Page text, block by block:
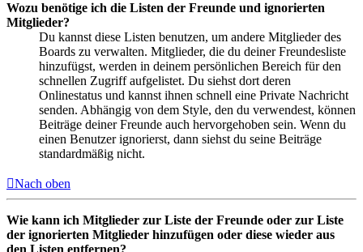
Wozu benötige ich die Listen der Freunde und ignorierten
Mitglieder?
Du kannst diese Listen benutzen, um andere Mitglieder des
Boards zu verwalten. Mitglieder, die du deiner Freundesliste
hinzufügst, werden in deinem persönlichen Bereich für den
schnellen Zugriff aufgelistet. Du siehst dort deren
Onlinestatus und kannst ihnen schnell eine Private Nachricht
senden. Abhängig von dem Style, den du verwendest, können
Beiträge deiner Freunde auch hervorgehoben sein. Wenn du
einen Benutzer ignorierst, dann siehst du seine Beiträge
standardmäßig nicht.
Nach oben
Wie kann ich Mitglieder zur Liste der Freunde oder zur Liste
der ignorierten Mitglieder hinzufügen oder diese wieder aus